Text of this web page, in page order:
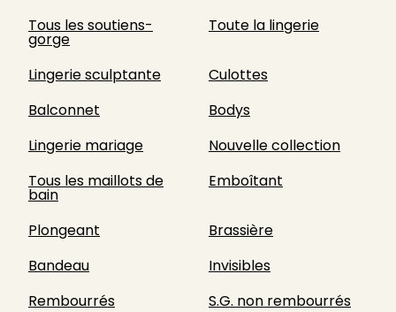
Tous les soutiens-
gorge
Toute la lingerie
Lingerie sculptante
Culottes
Balconnet
Bodys
Lingerie mariage
Nouvelle collection
Tous les maillots de
bain
Emboîtant
Plongeant
Brassière
Bandeau
Invisibles
Rembourrés
S.G. non rembourrés